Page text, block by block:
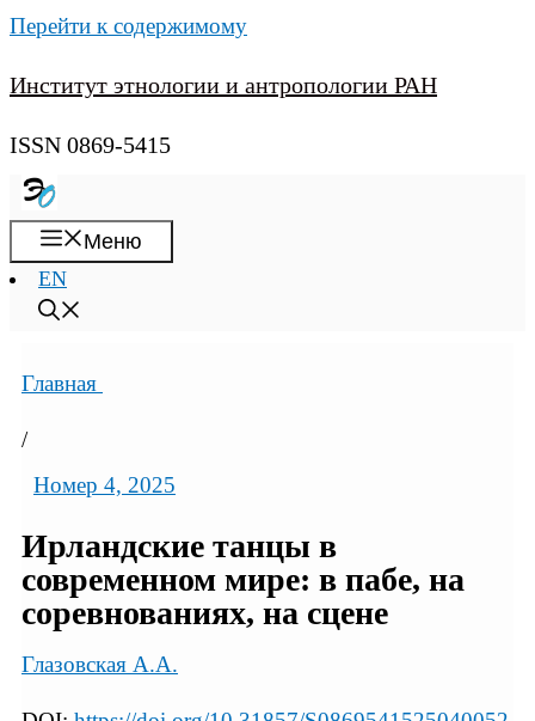
Перейти к содержимому
Институт этнологии и антропологии РАН
ISSN 0869-5415
Меню
EN
Главная
/
Номер 4, 2025
Ирландские танцы в
современном мире: в пабе, на
соревнованиях, на сцене
Глазовская А.А.